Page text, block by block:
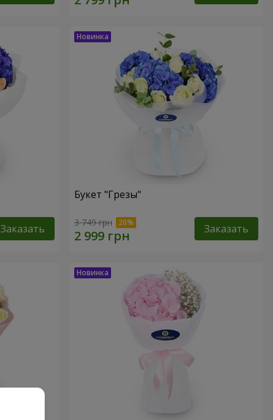
Заказать
Букет "Грезы"
3 749 грн Заказать